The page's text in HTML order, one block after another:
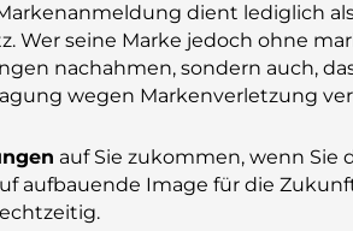
dient lediglich
Wer seine Marke jedoch ohne
nachahmen, sondern auch,
wegen Markenverletzung
auf Sie zukommen, wenn Sie
aufbauende Image für die